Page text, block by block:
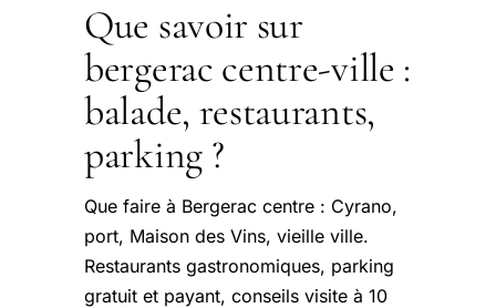
Que savoir sur
bergerac centre-ville :
balade, restaurants,
parking ?
Que faire à Bergerac centre : Cyrano,
port, Maison des Vins, vieille ville.
Restaurants gastronomiques, parking
gratuit et payant, conseils visite à 10